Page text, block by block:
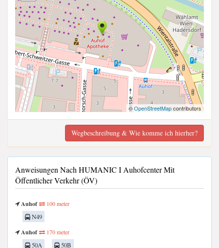
©OpenStreetMapcontributors
Wegbeschreibung & Wie komme ich hierher?
Anweisungen Nach HUMANIC I Auhofcenter Mit
Öffentlicher Verkehr (ÖV)
Auhof 100 meter
N49
Auhof
170 meter
50A
50B